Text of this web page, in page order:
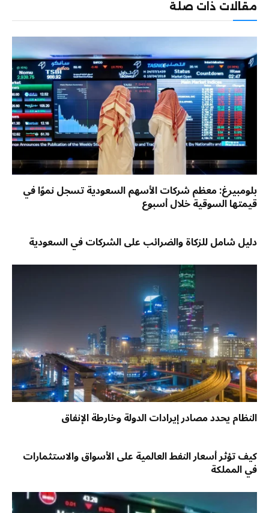
مقالات ذات صلة
بلومبيرغ: معظم شركات الأسهم السعودية تسجل نموًا في
قيمتها السوقية خلال أسبوع
دليل شامل للزكاة والضرائب على الشركات في السعودية
النظام يحدد مصادر إيرادات الدولة وخارطة الإنفاق
كيف تؤثر أسعار النفط العالمية على الأسواق والاستثمارات
في المملكة